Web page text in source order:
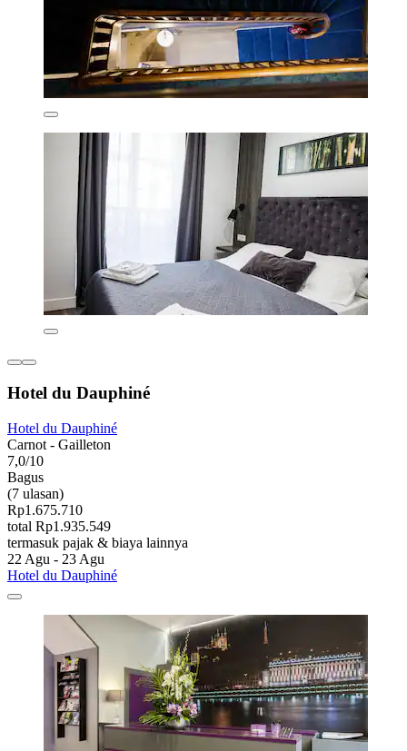
Hotel du Dauphiné
Hotel du Dauphiné
Carnot - Gailleton
7,0/10
Bagus
(7 ulasan)
Rp1.675.710
total Rp1.935.549
termasuk pajak & biaya lainnya
22 Agu - 23 Agu
Hotel du Dauphiné